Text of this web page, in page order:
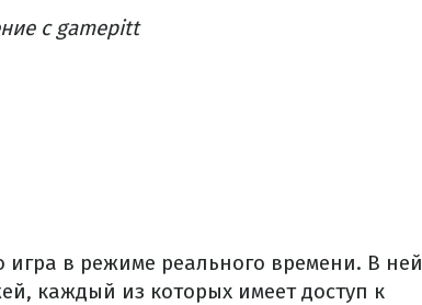
с gamepitt
игра в режиме реального времени. В ней
каждый из которых имеет доступ к